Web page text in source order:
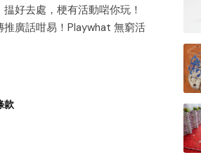
好去處，梗有活動啱你玩！
廣話咁易！Playwhat 無窮活
款